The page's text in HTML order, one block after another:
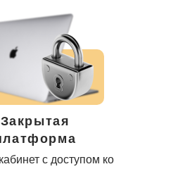
с доступом ко
Закрытая